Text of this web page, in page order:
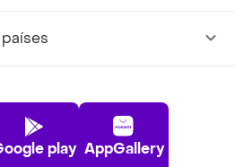
play AppGallery